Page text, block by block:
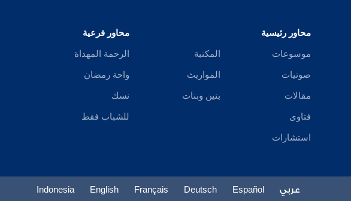
محاور رئيسية
موسوعات
صوتيات
مقالات
فتاوى
استشارات
المكتبة
المواريث
بنين وبنات
محاور فرعية
الرحمة المهداة
واحة رمضان
نسك
للشباب فقط
عربي Español
Deutsch
Français
English
Indonesia